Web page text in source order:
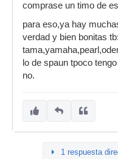
comprase un timo de
para eso,ya hay
verdad y bien bonitas tb:
lo de spaun tpoco
no.
1 respuesta